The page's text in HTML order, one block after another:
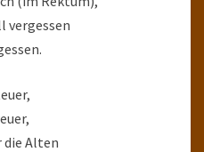
vergessen
die Alten